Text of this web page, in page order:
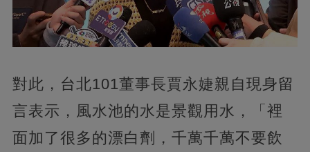
對此，台北101董事長賈永婕親自現身留
言表示，風水池的水是景觀用水，「裡
面加了很多的漂白劑，千萬千萬不要飲